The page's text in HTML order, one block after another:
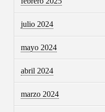
julio 2024
mayo 2024
abril 2024
marzo 2024